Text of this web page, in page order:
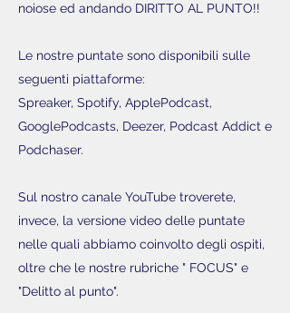
noiose ed andando DIRITTO AL PUNTO!!
Le nostre puntate sono disponibili sulle
seguenti piattaforme:
Spreaker, Spotify, ApplePodcast,
GooglePodcasts, Deezer, Podcast Addict e
Podchaser.
Sul nostro canale YouTube troverete,
invece, la versione video delle puntate
nelle quali abbiamo coinvolto degli ospiti,
oltre che le nostre rubriche " FOCUS" e
"Delitto al punto".